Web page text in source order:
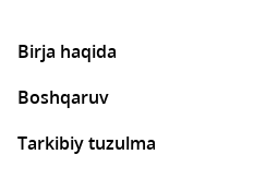
Birja haqida
Boshqaruv
Tarkibiy tuzulma